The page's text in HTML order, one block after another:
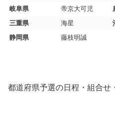
岐阜県
帝京大可児
三重県
海星
静岡県
藤枝明誠
都道府県予選の日程・組合せ